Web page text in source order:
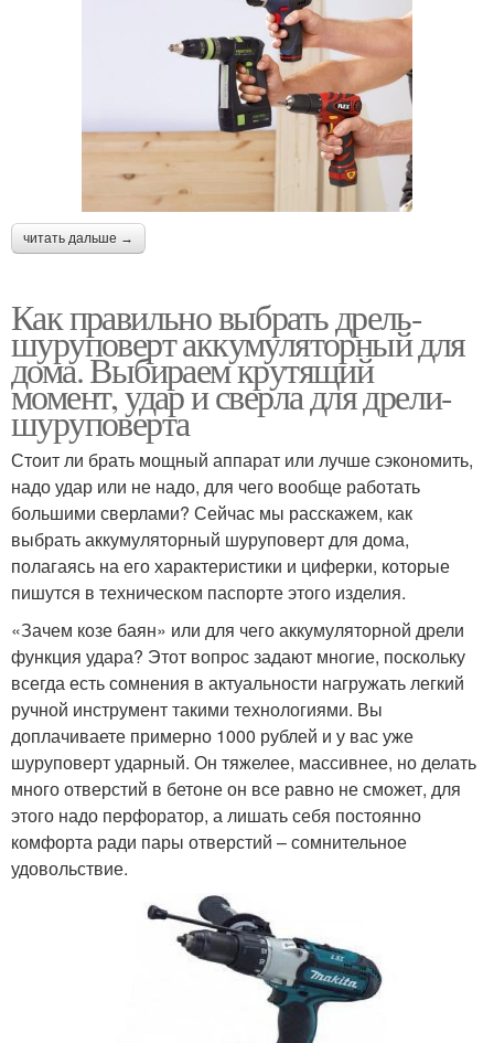
читать дальше →
Как правильно выбрать дрель-
шуруповерт аккумуляторный для
дома. Выбираем крутящий
момент, удар и сверла для дрели-
шуруповерта
Стоит ли брать мощный аппарат или лучше сэкономить,
надо удар или не надо, для чего вообще работать
большими сверлами? Сейчас мы расскажем, как
выбрать аккумуляторный шуруповерт для дома,
полагаясь на его характеристики и циферки, которые
пишутся в техническом паспорте этого изделия.
«Зачем козе баян» или для чего аккумуляторной дрели
функция удара? Этот вопрос задают многие, поскольку
всегда есть сомнения в актуальности нагружать легкий
ручной инструмент такими технологиями. Вы
доплачиваете примерно 1000 рублей и у вас уже
шуруповерт ударный. Он тяжелее, массивнее, но делать
много отверстий в бетоне он все равно не сможет, для
этого надо перфоратор, а лишать себя постоянно
комфорта ради пары отверстий – сомнительное
удовольствие.